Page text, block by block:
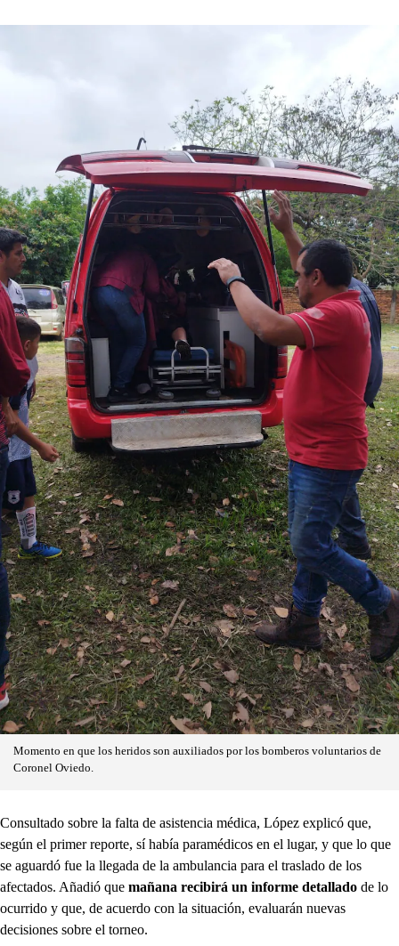
Momento en que los heridos son auxiliados por los bomberos voluntarios de
Coronel Oviedo.
Consultado sobre la falta de asistencia médica, López explicó que,
según el primer reporte, sí había paramédicos en el lugar, y que lo que
se aguardó fue la llegada de la ambulancia para el traslado de los
afectados. Añadió que mañana recibirá un informe detallado de lo
ocurrido y que, de acuerdo con la situación, evaluarán nuevas
decisiones sobre el torneo.